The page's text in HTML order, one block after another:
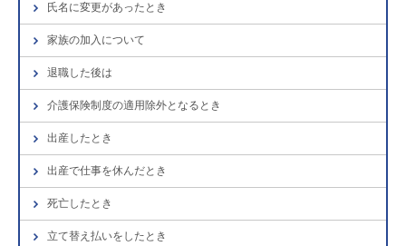
氏名に変更があったとき
家族の加入について
退職した後は
介護保険制度の適用除外となるとき
出産したとき
出産で仕事を休んだとき
死亡したとき
立て替え払いをしたとき